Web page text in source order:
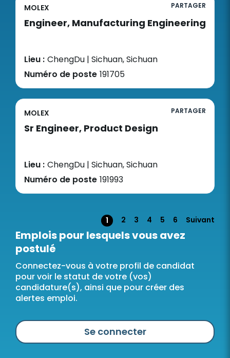
MOLEX PARTAGER
Engineer, Manufacturing Engineering
Lieu : ChengDu | Sichuan, Sichuan
Numéro de poste 191705
MOLEX PARTAGER
Sr Engineer, Product Design
Lieu : ChengDu | Sichuan, Sichuan
Numéro de poste 191993
Page
1 2 3 4 5 6 Suivant
Emplois pour lesquels vous avez
postulé
Connectez-vous à votre profil de candidat
pour voir le statut de votre (vos)
candidature(s), ainsi que pour créer des
alertes emploi.
Se connecter